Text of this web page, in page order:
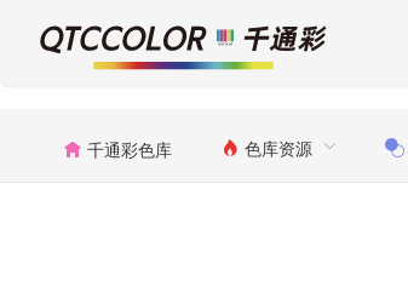
千通彩色库 色库资源